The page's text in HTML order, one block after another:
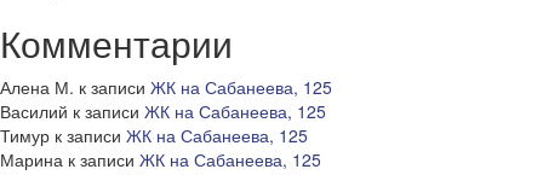
Комментарии
Алена М. к записи ЖК на Сабанеева, 125
Василий к записи ЖК на Сабанеева, 125
Тимур к записи ЖК на Сабанеева, 125
Марина к записи ЖК на Сабанеева, 125